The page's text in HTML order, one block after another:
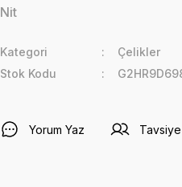
Nit
Kategori
Çelikler
Stok Kodu
Yorum Yaz